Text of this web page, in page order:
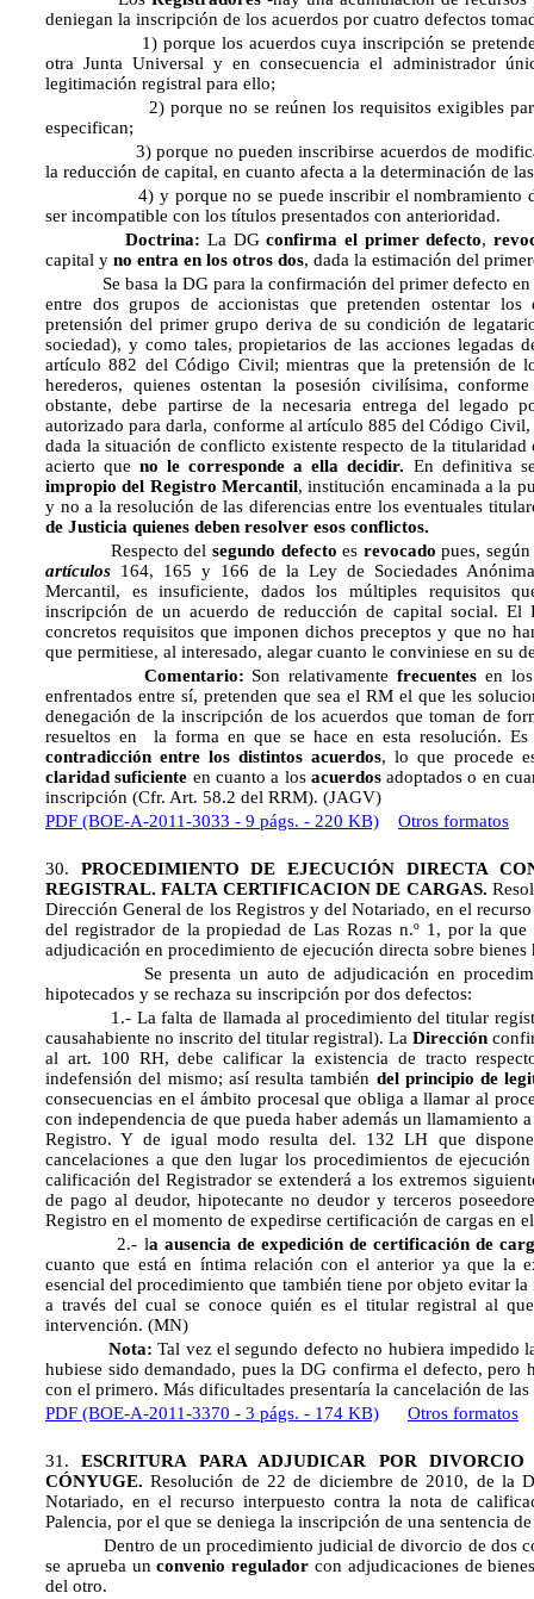
deniegan la inscripción de los acuerdos por cuatro defectos
1) porque los acuerdos cuya inscripción se pretende
otra Junta Universal y en consecuencia el administrador
legitimación registral para ello;
2) porque no se reúnen los requisitos exigibles
especifican;
3) porque no pueden inscribirse acuerdos de
la reducción de capital, en cuanto afecta a la determinación de
4) y porque no se puede inscribir el nombramiento de
ser incompatible con los títulos presentados con anterioridad.
Doctrina: La DGconfirma el primer defecto,
capital y no entra en los otros dos, dada la estimación del
Se basa la DG para la confirmación del primer defecto en
entre dos grupos de accionistas que pretenden ostentar los
pretensión del primer grupo deriva de su condición de
sociedad), y como tales, propietarios de las acciones legadas
artículo 882 del Código Civil; mientras que la pretensión de
herederos, quienes ostentan la posesión civilísima,
obstante, debe partirse de la necesaria entrega del legado
autorizado para darla, conforme al artículo 885 del Código Civil,
dada la situación de conflicto existente respecto de la
acierto queno le corresponde a ella decidir. En definitiva
impropio del Registro Mercantil, institución encaminada a la
y no a la resolución de las diferencias entre los eventuales
de Justicia quienes deben resolver esos conflictos.
Respecto delsegundo defecto es revocado pues,
artículos 164, 165 y 166 de la Ley de Sociedades
Mercantil, es insuficiente, dados los múltiples requisitos
inscripción de un acuerdo de reducción de capital social. El
concretos requisitos que imponen dichos preceptos y que no
que permitiese, al interesado, alegar cuanto le conviniese en su
Comentario: Son relativamentefrecuentesen
enfrentados entre sí, pretenden que sea el RM el que les
denegación de la inscripción de los acuerdos que toman de
resueltos en la forma en que se hace en esta resolución.
contradicción entre los distintos acuerdos, lo que procede
claridad suficiente en cuanto a los acuerdosadoptados o en
inscripción (Cfr. Art. 58.2 del RRM). (JAGV)
PDF (BOE-A-2011-3033 - 9 págs. - 220 KB)
Otros formatos
30. PROCEDIMIENTO DE EJECUCIÓN DIRECTA
REGISTRAL. FALTA CERTIFICACION DE CARGAS.
Dirección General de los Registros y del Notariado, en el
del registrador de la propiedad de Las Rozas n.º 1, por la
adjudicación en procedimiento de ejecución directa sobre bienes
Se presenta un auto de adjudicación en
hipotecados y se rechaza su inscripción por dos defectos:
1.- La falta de llamada al procedimiento del titular
causahabiente no inscrito del titular registral). LaDirección
al art. 100 RH, debe calificar la existencia de tracto
indefensión del mismo; así resulta también del principio de
consecuencias en el ámbito procesal que obliga a llamar al
con independencia de que pueda haber además un llamamiento
Registro. Y de igual modo resulta del. 132 LH que
cancelaciones a que den lugar los procedimientos de
calificación del Registrador se extenderá a los extremos
de pago al deudor, hipotecante no deudor y terceros
Registro en el momento de expedirse certificación de cargas en
2.- la ausencia de expedición de certificación de
cuanto que está en íntima relación con el anterior ya que la
esencial del procedimiento que también tiene por objeto evitar
a través del cual se conoce quién es el titular registral al
intervención. (MN)
Nota:Tal vez el segundo defecto no hubiera impedido
hubiese sido demandado, pues la DG confirma el defecto, pero
con el primero. Más dificultades presentaría la cancelación de las
PDF (BOE-A-2011-3370 - 3 págs. - 174 KB)
Otros formatos
31.ESCRITURA PARA ADJUDICAR POR
CÓNYUGE. Resolución de 22 de diciembre de 2010, de la
Notariado, en el recurso interpuesto contra la nota de
Palencia, por el que se deniega la inscripción de una sentencia
Dentro de un procedimiento judicial de divorcio de dos
se aprueba unconvenio regulador con adjudicaciones de
del otro.